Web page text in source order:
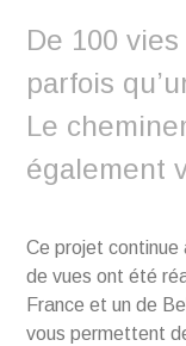
De 100
parfois
Le
également
Ce projet continue
de vues ont été
France et un de
vous permettent